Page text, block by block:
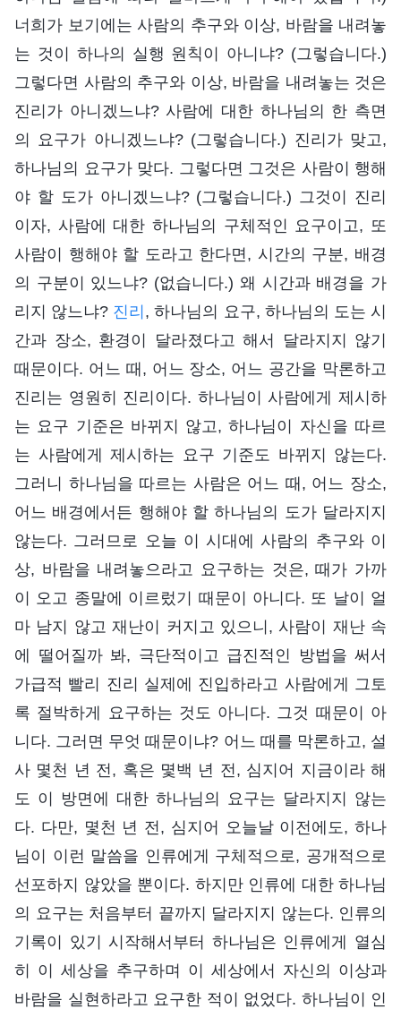
너희가 보기에는 사람의 추구와 이상, 바람을 내려놓
는 것이 하나의 실행 원칙이 아니냐? (그렇습니다.)
그렇다면 사람의 추구와 이상, 바람을 내려놓는 것은
진리가 아니겠느냐? 사람에 대한 하나님의 한 측면
의 요구가 아니겠느냐? (그렇습니다.) 진리가 맞고,
하나님의 요구가 맞다. 그렇다면 그것은 사람이 행해
야 할 도가 아니겠느냐? (그렇습니다.) 그것이 진리
이자, 사람에 대한 하나님의 구체적인 요구이고, 또
사람이 행해야 할 도라고 한다면, 시간의 구분, 배경
의 구분이 있느냐? (없습니다.) 왜 시간과 배경을 가
리지 않느냐? 진리 , 하나님의 요구, 하나님의 도는 시
간과 장소, 환경이 달라졌다고 해서 달라지지 않기
때문이다. 어느 때, 어느 장소, 어느 공간을 막론하고
진리는 영원히 진리이다. 하나님이 사람에게 제시하
는 요구 기준은 바뀌지 않고, 하나님이 자신을 따르
는 사람에게 제시하는 요구 기준도 바뀌지 않는다.
그러니 하나님을 따르는 사람은 어느 때, 어느 장소,
어느 배경에서든 행해야 할 하나님의 도가 달라지지
않는다. 그러므로 오늘 이 시대에 사람의 추구와 이
상, 바람을 내려놓으라고 요구하는 것은, 때가 가까
이 오고 종말에 이르렀기 때문이 아니다. 또 날이 얼
마 남지 않고 재난이 커지고 있으니, 사람이 재난 속
에 떨어질까 봐, 극단적이고 급진적인 방법을 써서
가급적 빨리 진리 실제에 진입하라고 사람에게 그토
록 절박하게 요구하는 것도 아니다. 그것 때문이 아
니다. 그러면 무엇 때문이냐? 어느 때를 막론하고, 설
사 몇천 년 전, 혹은 몇백 년 전, 심지어 지금이라 해
도 이 방면에 대한 하나님의 요구는 달라지지 않는
다. 다만, 몇천 년 전, 심지어 오늘날 이전에도, 하나
님이 이런 말씀을 인류에게 구체적으로, 공개적으로
선포하지 않았을 뿐이다. 하지만 인류에 대한 하나님
의 요구는 처음부터 끝까지 달라지지 않는다. 인류의
기록이 있기 시작해서부터 하나님은 인류에게 열심
히 이 세상을 추구하며 이 세상에서 자신의 이상과
바람을 실현하라고 요구한 적이 없었다. 하나님이 인